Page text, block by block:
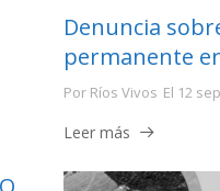
Denuncia
permanente
Por Ríos Vivos El 12
Leer más